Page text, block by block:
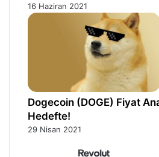
16 Haziran 2021
Dogecoin (DOGE) Fiyat
Hedefte!
29 Nisan 2021